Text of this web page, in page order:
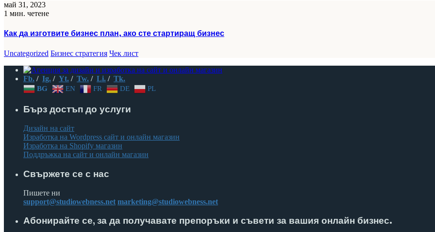
май 31, 2023
1 мин. четене
Как да изготвите бизнес план, ако сте стартиращ бизнес
Uncategorized Бизнес стратегия Чек лист
Fb. / Ig. / Yt. / Tw. / Li. / Tk.
BG EN FR DE PL
Бърз достъп до услуги
Дизайн на сайт
Изработка на Wordpress сайт и онлайн магазин
Изработка на Shopify магазин
Поддръжка на сайт и онлайн магазин
Свържете се с нас
Пишете ни
support@studiowebness.net marketing@studiowebness.net
Абонирайте се, за да получавате препоръки и съвети за вашия онлайн бизнес.